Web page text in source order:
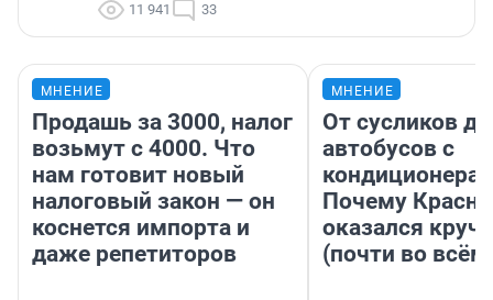
11 941 33
МНЕНИЕ
Продашь за 3000, налог
возьмут с 4000. Что
нам готовит новый
налоговый закон — он
коснется импорта и
даже репетиторов
МНЕНИЕ
От сусликов до
автобусов с
Почему
оказался
(почти во